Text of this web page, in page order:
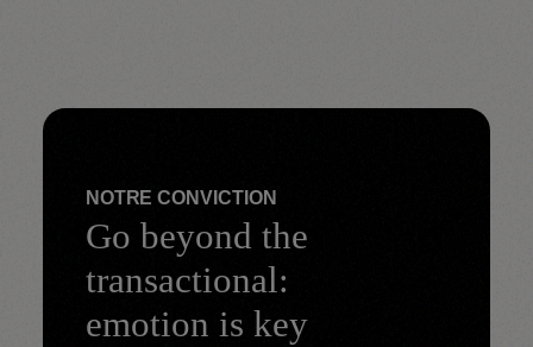
NOTRE CONVICTION
Go beyond the
transactional:
emotion is key